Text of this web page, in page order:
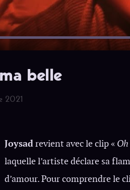
belle
2021
Joysadrevient avec le clip «
laquelle l’artiste déclare sa
d’amour. Pour comprendre le